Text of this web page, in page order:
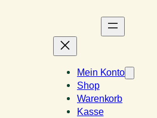
Mein Konto
Shop
Warenkorb
Kasse